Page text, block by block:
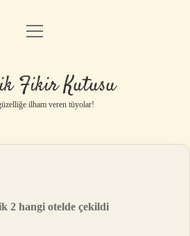
Anasayfa
Yasal Uyarı
menüyü
Fikir Kutusu
ilham veren tüyolar!
2 hangi otelde çekildi